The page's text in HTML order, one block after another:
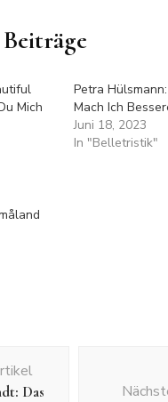
Mich
Petra
Mach Ich
Juni 18, 2023
In "Belletristik"
Das